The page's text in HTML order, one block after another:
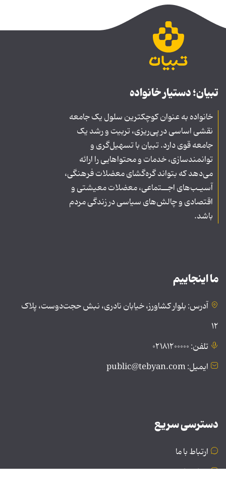
تبیان؛ دستیار خانواده
خانواده به عنوان کوچکترین سلول یک جامعه
نقشی اساسی در پی‌ریزی، تربیت و رشد یک
جامعه قوی دارد. تبیان با تسهیل‌گری و
توانمندسازی، خدمات و محتواهایی را ارائه
می‌دهد که بتواند گره‌گشای معضلات فرهنگی،
آسیـب‌های اجــتماعی، معضلات معیشتی و
اقتصادی و چالش‌های سیاسی در زندگی مردم
باشد.
ما اینجاییم
آدرس: بلوار کشاورز، خیابان نادری، نبش حجت‌دوست، پلاک
۱۲
تلفن: ۰۲۱۸۱۲۰۰۰۰۰
ایمیل: public@tebyan.com
دسترسی سریع
ارتباط با ما
درباره ما